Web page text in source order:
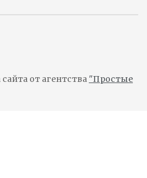
от агентства "Простые